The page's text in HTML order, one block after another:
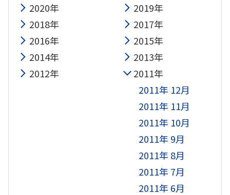
2020年
2019年
2018年
2017年
2016年
2015年
2014年
2013年
2012年
2011年
2011年 12月
2011年 11月
2011年 10月
2011年 9月
2011年 8月
2011年 7月
2011年 6月